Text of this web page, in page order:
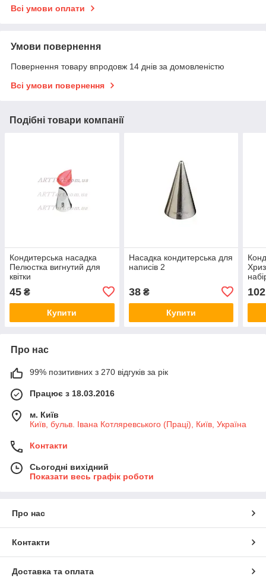
Всі умови оплати
Умови повернення
Повернення товару впродовж 14 днів за домовленістю
Всі умови повернення
Подібні товари компанії
Кондитерська насадка
Пелюстка вигнутий для
квітки
45 ₴
Купити
Насадка кондитерська для
написів 2
38₴
Купити
102
Про нас
99% позитивних з 270 відгуків за рік
Працює з 18.03.2016
м. Київ
Київ, бульв. Івана Котляревського (Праці), Київ, Україна
Контакти
Сьогодні вихідний
Показати весь графік роботи
Про нас
Контакти
Доставка та оплата